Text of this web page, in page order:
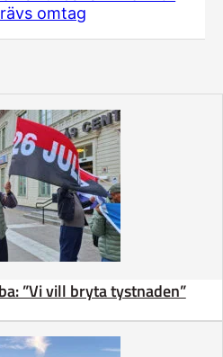
omtag
”Vi vill bryta tystnaden”